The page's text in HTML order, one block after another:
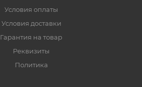
Условия оплаты
Условия доставки
Гарантия на товар
Реквизиты
Политика